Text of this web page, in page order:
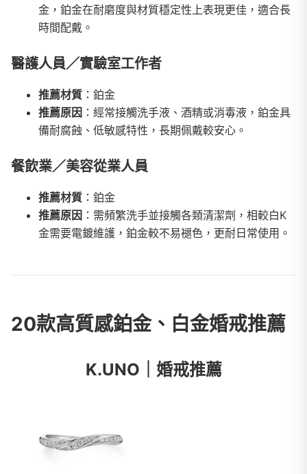
金，鉑金在耐磨度與材質穩定性上表現更佳，適合長
時間配戴。
醫護人員／實驗室工作者
推薦材質 ：鉑金
推薦原因 ：經常接觸洗手液、酒精或消毒液，鉑金具
備耐腐蝕、低敏感特性，長期佩戴較安心。
餐飲業／美容從業人員
推薦材質 ：鉑金
推薦原因 ：需頻繁洗手並接觸各類清潔劑，相較白K
金需要電鍍維護，鉑金較不易褪色，更耐日常使用。
20款高質感鉑金、白金婚戒推薦
K.UNO｜婚戒推薦